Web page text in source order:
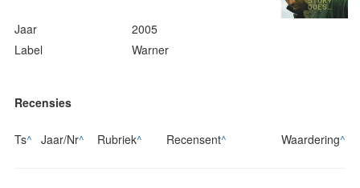
Jaar
2005
Label
Warner
Recensies
Ts^ Jaar/Nr^ Rubriek^ Recensent^ Waardering^